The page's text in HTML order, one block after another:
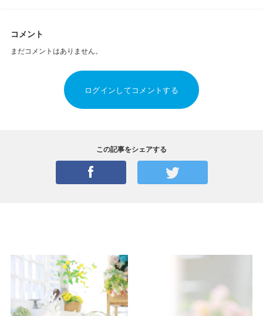
コメント
まだコメントはありません。
ログインしてコメントする
この記事をシェアする